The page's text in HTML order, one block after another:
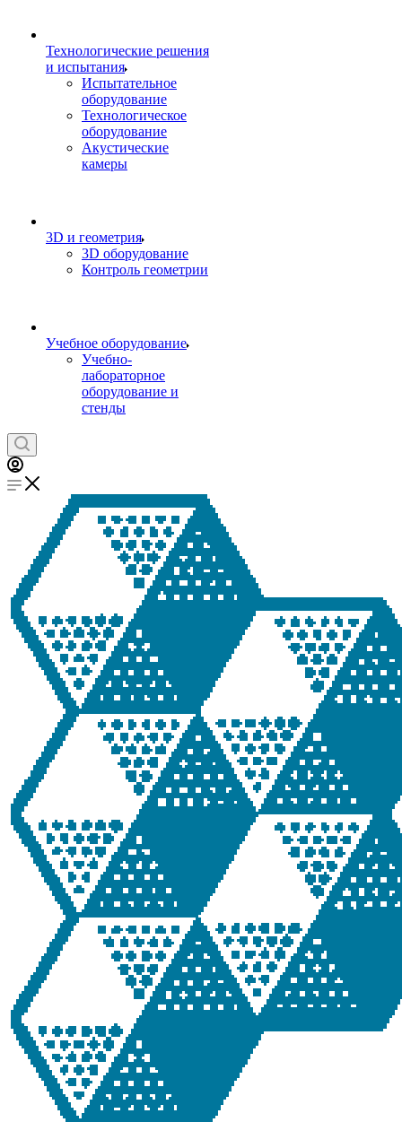
Технологические решения
и испытания
Испытательное
оборудование
Технологическое
оборудование
Акустические
камеры
3D и геометрия
3D оборудование
Контроль геометрии
Учебное оборудование
Учебно-
лабораторное
оборудование и
стенды